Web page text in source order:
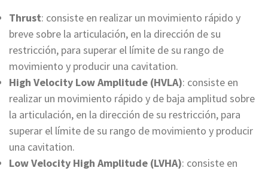
Thrust: consiste en realizar un movimiento rápido y
breve sobre la articulación, en la dirección de su
restricción, para superar el límite de su rango de
movimiento y producir una cavitation.
High Velocity Low Amplitude (HVLA): consiste en
realizar un movimiento rápido y de baja amplitud sobre
la articulación, en la dirección de su restricción, para
superar el límite de su rango de movimiento y producir
una cavitation.
Low Velocity High Amplitude (LVHA): consiste en